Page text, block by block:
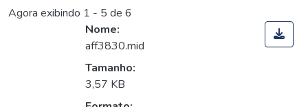
Agora exibindo 1 - 5 de 6
Nome:
aff3830.mid
Tamanho:
3,57 KB